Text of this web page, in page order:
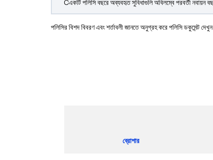
Cএকটি পলিসি বছরে অব্যবহৃত সুবিধাগুলি অবিলম্বে পরবর্তী নবায়ন
পলিসির বিশদ বিবরণ এবং শর্তাবলী জানতে অনুগ্রহ করে পলিসি ডকুমেন্ট
ব্রোশার